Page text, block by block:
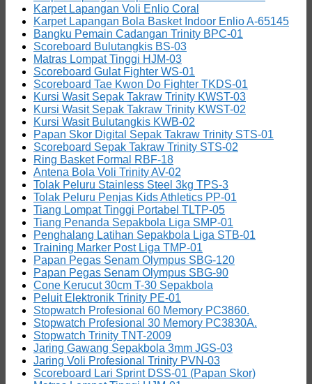
Karpet Lapangan Voli Enlio Coral
Karpet Lapangan Bola Basket Indoor Enlio A-65145
Bangku Pemain Cadangan Trinity BPC-01
Scoreboard Bulutangkis BS-03
Matras Lompat Tinggi HJM-03
Scoreboard Gulat Fighter WS-01
Scoreboard Tae Kwon Do Fighter TKDS-01
Kursi Wasit Sepak Takraw Trinity KWST-03
Kursi Wasit Sepak Takraw Trinity KWST-02
Kursi Wasit Bulutangkis KWB-02
Papan Skor Digital Sepak Takraw Trinity STS-01
Scoreboard Sepak Takraw Trinity STS-02
Ring Basket Formal RBF-18
Antena Bola Voli Trinity AV-02
Tolak Peluru Stainless Steel 3kg TPS-3
Tolak Peluru Penjas Kids Athletics PP-01
Tiang Lompat Tinggi Portabel TLTP-05
Tiang Penanda Sepakbola Liga SMP-01
Penghalang Latihan Sepakbola Liga STB-01
Training Marker Post Liga TMP-01
Papan Pegas Senam Olympus SBG-120
Papan Pegas Senam Olympus SBG-90
Cone Kerucut 30cm T-30 Sepakbola
Peluit Elektronik Trinity PE-01
Stopwatch Profesional 60 Memory PC3860.
Stopwatch Profesional 30 Memory PC3830A.
Stopwatch Trinity TNT-2009
Jaring Gawang Sepakbola 3mm JGS-03
Jaring Voli Profesional Trinity PVN-03
Scoreboard Lari Sprint DSS-01 (Papan Skor)